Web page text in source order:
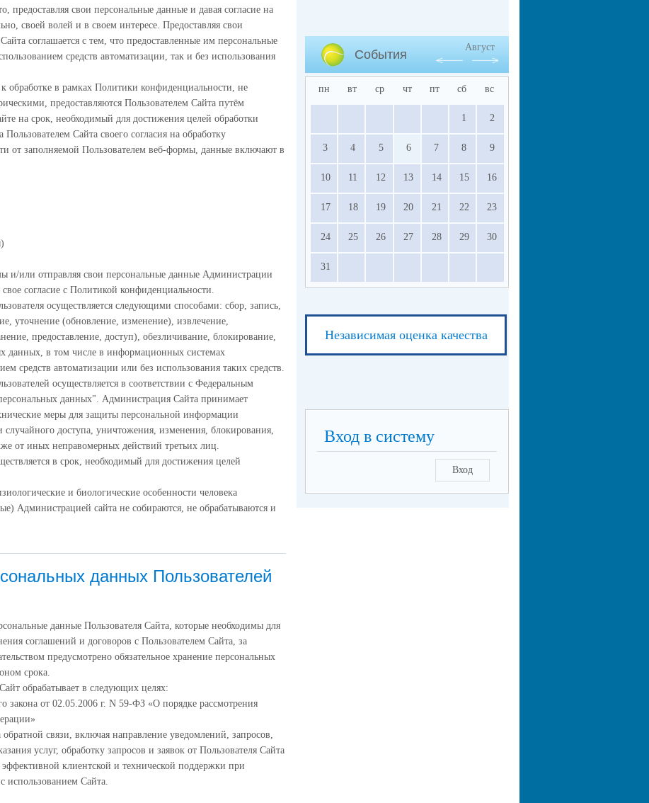
предоставляя свои персональные данные и давая согласие на
своей волей и в своем интересе. Предоставляя свои
соглашается с тем, что предоставленные им персональные
средств автоматизации, так и без использования
обработке в рамках Политики конфиденциальности, не
предоставляются Пользователем Сайта путём
на срок, необходимый для достижения целей обработки
Сайта своего согласия на обработку
от заполняемой Пользователем веб-формы, данные включают в
и/или отправляя свои персональные данные Администрации
согласие с Политикой конфиденциальности.
осуществляется следующими способами: сбор, запись,
уточнение (обновление, изменение), извлечение,
предоставление, доступ), обезличивание, блокирование,
данных, в том числе в информационных системах
средств автоматизации или без использования таких средств.
осуществляется в соответствии с Федеральным
данных". Администрация Сайта принимает
меры для защиты персональной информации
случайного доступа, уничтожения, изменения, блокирования,
от иных неправомерных действий третьих лиц.
в срок, необходимый для достижения целей
и биологические особенности человека
Администрацией сайта не собираются, не обрабатываются и
данных Пользователей
данные Пользователя Сайта, которые необходимы для
соглашений и договоров с Пользователем Сайта, за
предусмотрено обязательное хранение персональных
срока.
обрабатывает в следующих целях:
закона от 02.05.2006 г. N 59-ФЗ «О порядке рассмотрения
связи, включая направление уведомлений, запросов,
услуг, обработку запросов и заявок от Пользователя Сайта
клиентской и технической поддержки при
использованием Сайта.
События
Август
пн вт ср чт пт сб вс
1 2
3 4 5 6 7 8 9
10 11 12 13 14 15 16
17 18 19 20 21 22 23
24 25 26 27 28 29 30
31
Независимая оценка качества
Вход в систему
Вход